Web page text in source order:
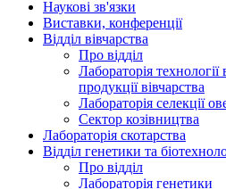
Наукові зв'язки
Виставки, конференції
Відділ вівчарства
Про відділ
Лабораторія
продукції вівчарства
Лабораторія селекції
Сектор козівництва
Лабораторія скотарства
Відділ генетики та
Про відділ
Лабораторія генетики